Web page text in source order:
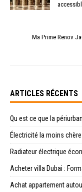
Ma Prime Renov
ARTICLES RÉCENTS
Qu est ce que la
Électricité la moins
Radiateur électrique
Acheter villa Dubai :
Achat appartement